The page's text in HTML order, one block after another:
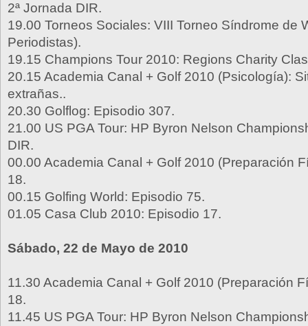
2ª Jornada DIR.
19.00 Torneos Sociales: VIII Torneo Síndrome de
Periodistas).
19.15 Champions Tour 2010: Regions Charity
20.15 Academia Canal + Golf 2010 (Psicología):
extrañas..
20.30 Golflog: Episodio 307.
21.00 US PGA Tour: HP Byron Nelson
DIR.
00.00 Academia Canal + Golf 2010 (Preparación
18.
00.15 Golfing World: Episodio 75.
01.05 Casa Club 2010: Episodio 17.
Sábado, 22 de Mayo de 2010
11.30 Academia Canal + Golf 2010 (Preparación
18.
11.45 US PGA Tour: HP Byron Nelson